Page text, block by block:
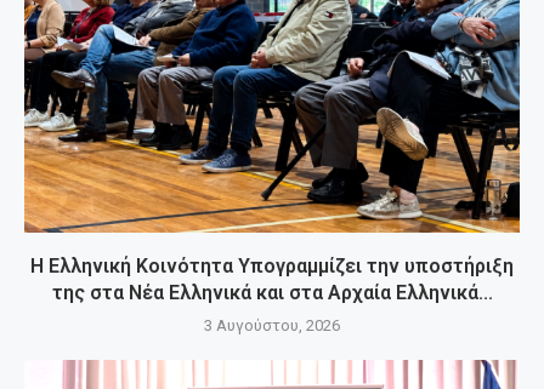
Η Ελληνική Κοινότητα Υπογραμμίζει την υποστήριξη
της στα Νέα Ελληνικά και στα Αρχαία Ελληνικά...
3 Αυγούστου, 2026